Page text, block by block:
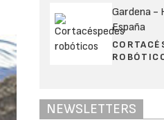
Gardena -
España
NEWSLETTERS